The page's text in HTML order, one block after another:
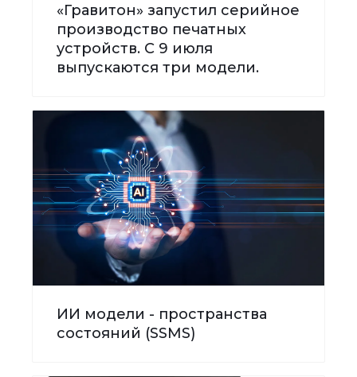
«Гравитон» запустил серийное
производство печатных
устройств. С 9 июля
выпускаются три модели.
ИИ модели - пространства
состояний (SSMS)